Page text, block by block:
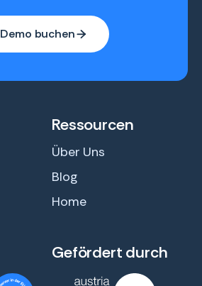
Demo buchen
Ressourcen
Über Uns
Blog
Home
Gefördert durch